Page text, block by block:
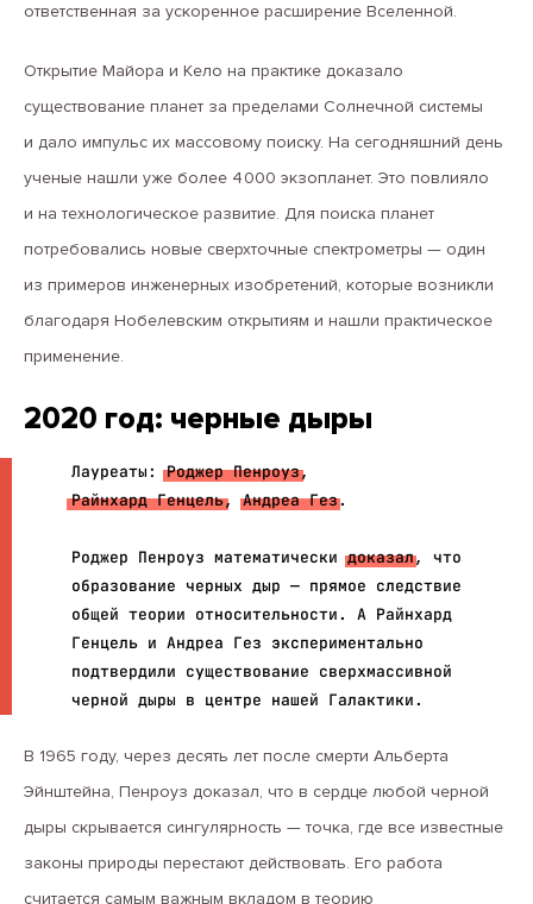
ответственная за ускоренное расширение Вселенной.
Открытие Майора и Кело на практике доказало
существование планет за пределами Солнечной системы
и дало импульс их массовому поиску. На сегодняшний день
ученые нашли уже более 4 000 экзопланет. Это повлияло
и на технологическое развитие. Для поиска планет
потребовались новые сверхточные спектрометры — один
из примеров инженерных изобретений, которые возникли
благодаря Нобелевским открытиям и нашли практическое
применение.
2020 год: черные дыры
Лауреаты:Роджер Пенроуз,
Райнхард Генцель,Андреа Гез.
Роджер Пенроуз математическидоказал, что
образование черных дыр — прямое следствие
общей теории относительности. А Райнхард
Генцель и Андреа Гез экспериментально
подтвердили существование сверхмассивной
черной дыры в центре нашей Галактики.
В 1965 году, через десять лет после смерти Альберта
Эйнштейна, Пенроуз доказал, что в сердце любой черной
дыры скрывается сингулярность — точка, где все известные
законы природы перестают действовать. Его работа
считается самым важным вкладом в теорию